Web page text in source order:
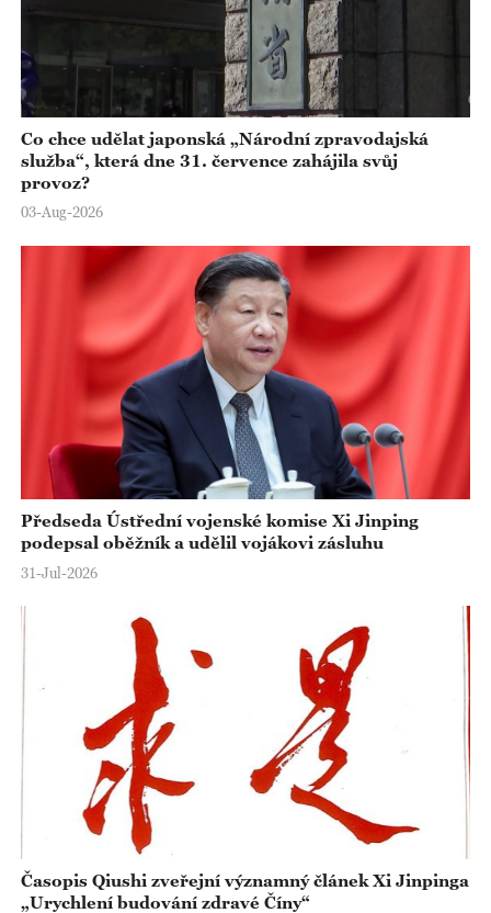
Co chce udělat japonská „Národní zpravodajská
služba“, která dne 31. července zahájila svůj
provoz?
03-Aug-2026
Předseda Ústřední vojenské komise Xi Jinping
podepsal oběžník a udělil vojákovi zásluhu
31-Jul-2026
Časopis Qiushi zveřejní významný článek Xi Jinpinga
„Urychlení budování zdravé Číny“